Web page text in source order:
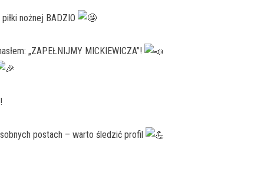
nożnej BADZIO
„ZAPEŁNIJMY MICKIEWICZA”!
postach – warto śledzić profil